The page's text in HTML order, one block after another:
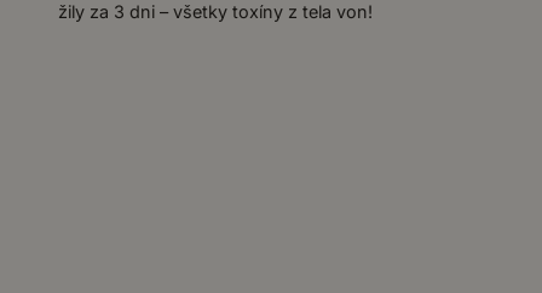
žily za 3 dni – všetky toxíny z tela von!